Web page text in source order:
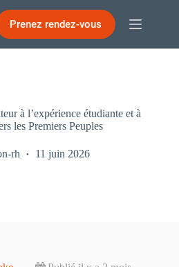
Prenez rendez-vous
à l’expérience étudiante et à
les Premiers Peuples
rh 11 juin 2026